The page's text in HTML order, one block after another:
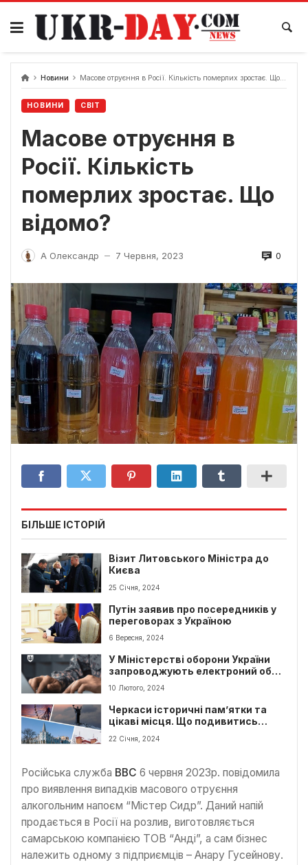
Перейти
вмісту
Новини Масове отруєння в Росії. Кількість померлих зростає. Що відомо?
НОВИНИ СВІТ
Масове отруєння в
Росії. Кількість
померлих зростає. Що
відомо?
А Олександр — 7 Червня, 2023 0
БІЛЬШЕ ІСТОРІЙ
Візит Литовського Міністра до
Києва
25 Січня, 2024
Путін заявив про посередників у
переговорах з Україною
6 Вересня, 2024
У Міністерстві оборони України
запроводжують електроний облік
військового майна
10 Лютого, 2024
Черкаси історичні пам’ятки та
цікаві місця. Що подивитись
туристу в Черкасах?
22 Січня, 2024
Російська служба ВВС 6 червня 2023р. повідомила
про виявлення випадків масового отруєння
алкогольним напоєм “Містер Сидр”. Даний напій
продається в Росії на розлив, виготовляється
самарською компанією ТОВ “Анді”, а сам бізнес
належить одному з підприємців – Анару Гусейнову.